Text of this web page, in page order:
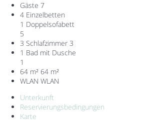
Gäste 7
4 Einzelbetten
1 Doppelsofabett
5
3 Schlafzimmer 3
1 Bad mit Dusche
1
64 m² 64 m²
WLAN WLAN
Unterkunft
Reservierungsbedingungen
Karte